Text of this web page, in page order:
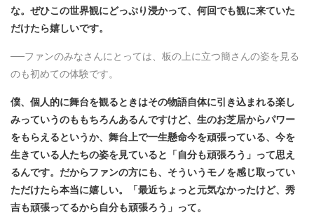
な。ぜひこの世界観にどっぷり浸かって、何回でも観に来ていた
だけたら嬉しいです。
──ファンのみなさんにとっては、板の上に立つ簡さんの姿を見る
のも初めての体験です。
僕、個人的に舞台を観るときはその物語自体に引き込まれる楽し
みっていうのももちろんあるんですけど、生のお芝居からパワー
をもらえるというか、舞台上で一生懸命今を頑張っている、今を
生きている人たちの姿を見ていると「自分も頑張ろう」って思え
るんです。だからファンの方にも、そういうモノを感じ取ってい
ただけたら本当に嬉しい。「最近ちょっと元気なかったけど、秀
吉も頑張ってるから自分も頑張ろう」って。